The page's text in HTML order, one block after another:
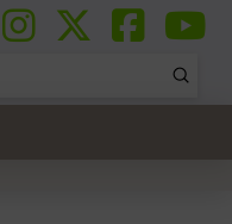
Submit